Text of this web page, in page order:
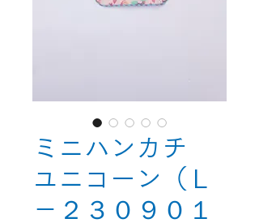
ミニハンカチ
ユニコーン（Ｌ
－２３０９０１